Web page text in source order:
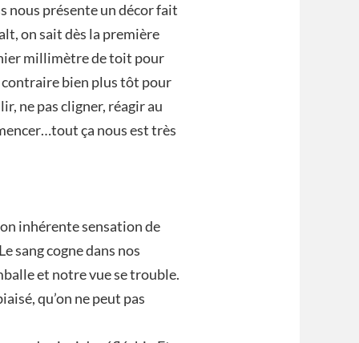
nous présente un décor fait
on sait dès la première
millimètre de toit pour
contraire bien plus tôt pour
ne pas cligner, réagir au
ça nous est très
inhérente sensation de
sang cogne dans nos
et notre vue se trouble.
qu’on ne peut pas